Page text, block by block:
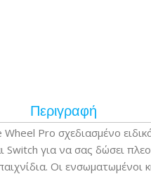
Περιγραφή
Pro σχεδιασμένο
Switch για να σας δώσει
Οι ενσωματωμένοι